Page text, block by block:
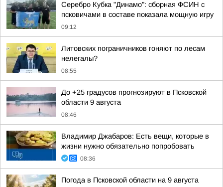
Серебро Кубка "Динамо": сборная ФСИН с
псковичами в составе показала мощную игру
09:12
Литовских пограничников гоняют по лесам
нелегалы?
08:55
До +25 градусов прогнозируют в Псковской
области 9 августа
08:46
Владимир Джабаров: Есть вещи, которые в
жизни нужно обязательно попробовать
08:36
Погода в Псковской области на 9 августа